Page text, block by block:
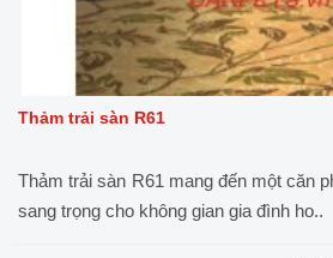
Thảm trải sàn R61
Thảm trải sàn R61 mang đến một căn
sang trọng cho không gian gia đình ho..